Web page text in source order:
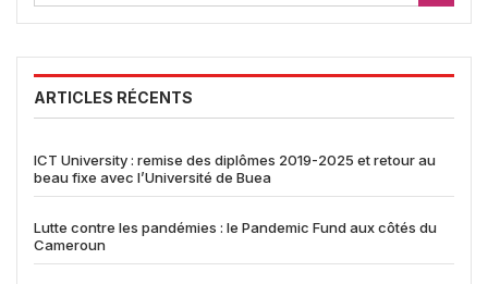
ARTICLES RÉCENTS
ICT University : remise des diplômes 2019-2025 et retour au
beau fixe avec l’Université de Buea
Lutte contre les pandémies : le Pandemic Fund aux côtés du
Cameroun